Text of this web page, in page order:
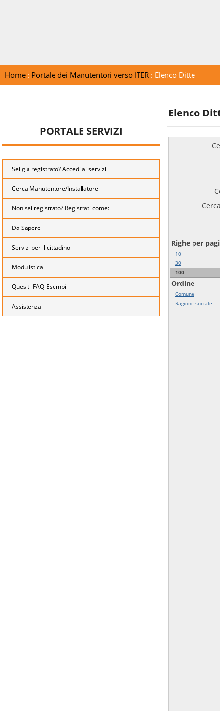
Home: Portale dei Manutentori verso ITER: Elenco Ditte
PORTALE SERVIZI
Sei già registrato? Accedi ai servizi
Cerca Manutentore/Installatore
Non sei registrato? Registrati come:
Da Sapere
Servizi per il cittadino
Modulistica
Quesiti-FAQ-Esempi
Assistenza
Elenco
Righe per
10
30
100
Ordine
Comune
Ragione sociale